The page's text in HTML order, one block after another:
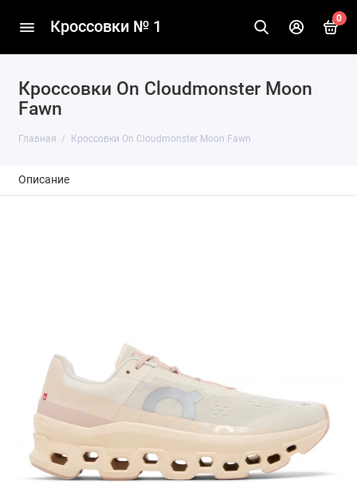
Кроссовки № 1 0
Кроссовки On Cloudmonster Moon
Fawn
Главная Кроссовки On Cloudmonster Moon Fawn
Описание